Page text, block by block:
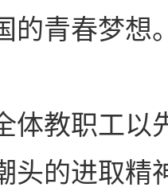
的青春梦想
体教职工以
头的进取精